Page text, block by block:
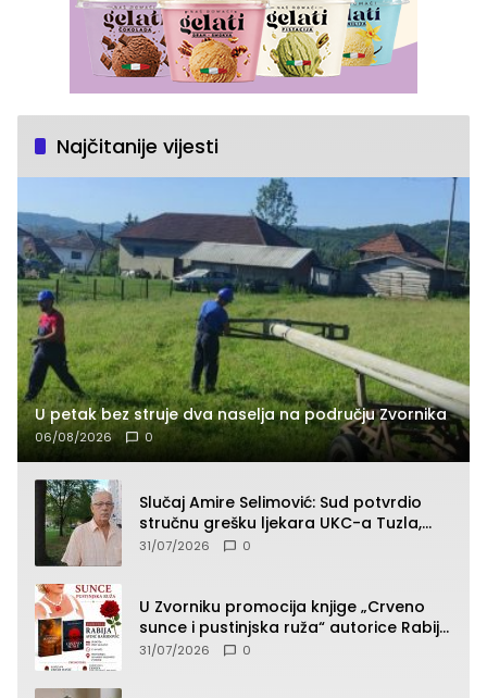
Najčitanije vijesti
U petak bez struje dva naselja na području Zvornika
06/08/2026 0
Slučaj Amire Selimović: Sud potvrdio
stručnu grešku ljekara UKC-a Tuzla,
presudan dokaz ostala obdukcija
31/07/2026 0
U Zvorniku promocija knjige „Crveno
sunce i pustinjska ruža“ autorice Rabije
Avdić-Hamidović
31/07/2026 0